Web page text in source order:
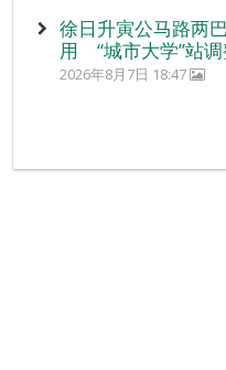
徐日升寅公马路两
用 “城市大学”站
2026年8月7日 18:47